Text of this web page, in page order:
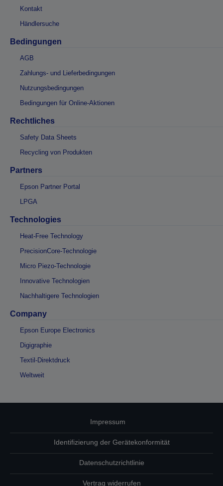
Kontakt
Händlersuche
Bedingungen
AGB
Zahlungs- und Lieferbedingungen
Nutzungsbedingungen
Bedingungen für Online-Aktionen
Rechtliches
Safety Data Sheets
Recycling von Produkten
Partners
Epson Partner Portal
LPGA
Technologies
Heat-Free Technology
PrecisionCore-Technologie
Micro Piezo-Technologie
Innovative Technologien
Nachhaltigere Technologien
Company
Epson Europe Electronics
Digigraphie
Textil-Direktdruck
Weltweit
Impressum
Identifizierung der Gerätekonformität
Datenschutzrichtlinie
Vertrag widerrufen